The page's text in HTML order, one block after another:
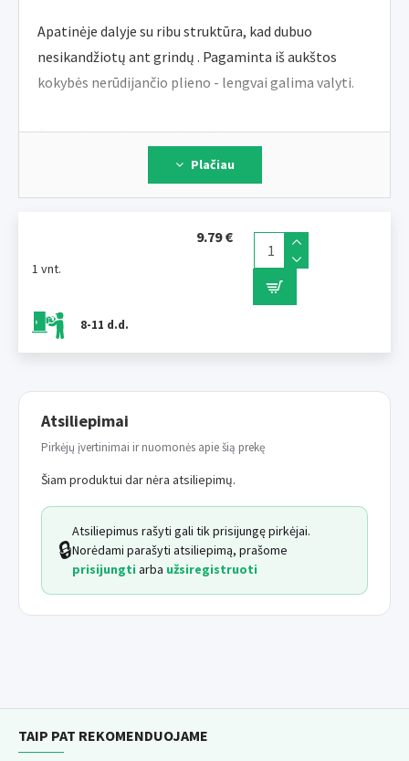
1 vnt.
8-11 d.d.
9.79 €
Apatinėje dalyje su ribu struktūra, kad dubuo
nesikandžiotų ant grindų . Pagaminta iš aukštos
kokybės nerūdijančio plieno - lengvai galima valyti.
Pagrindo spalva - pagal pasiūlymą.
Aukštis: 7 cm
JUKO kolekcija tęsiasi originalioje sėkmingoje
ILUSTRATYVINĖ NUOTRAUKA
Plačiau
Atsiliepimai
Pirkėjų įvertinimai ir nuomonės apie šią prekę
Šiam produktui dar nėra atsiliepimų.
🔒
Atsiliepimus rašyti gali tik prisijungę pirkėjai.
Norėdami parašyti atsiliepimą, prašome
prisijungti arba užsiregistruoti
TAIP PAT REKOMENDUOJAME